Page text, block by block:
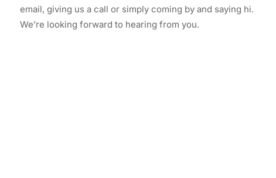
email, giving us a call or simply coming by and saying hi.
We’re looking forward to hearing from you.